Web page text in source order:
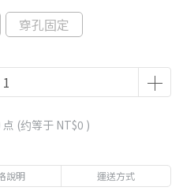
穿孔固定
点 (约等于 NT$0 )
說明 運送方式